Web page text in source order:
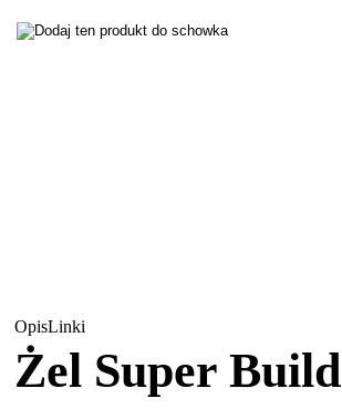
OpisLinki
Żel Super Build